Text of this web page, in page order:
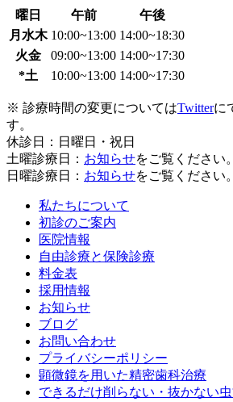
曜日 午前
午後
月水木 10:00~13:00 14:00~18:30
火金
09:00~13:00 14:00~17:30
*土
10:00~13:00 14:00~17:30
※ 診療時間の変更についてはTwitterに
す。
休診日：日曜日・祝日
土曜診療日： お知らせをご覧ください。
日曜診療日： お知らせをご覧ください。
私たちについて
初診のご案内
医院情報
自由診療と保険診療
料金表
採用情報
お知らせ
ブログ
お問い合わせ
プライバシーポリシー
顕微鏡を用いた精密歯科治療
できるだけ削らない・抜かない